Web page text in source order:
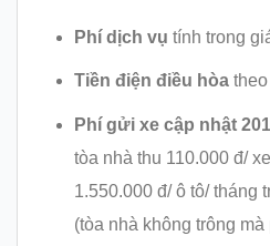
Phí dịch vụ tính trong
Tiền điện điều hòa
Phí gửi xe cập nhật
tòa nhà thu 110.000 đ/
1.550.000 đ/ ô tô/ tháng
(tòa nhà không trông